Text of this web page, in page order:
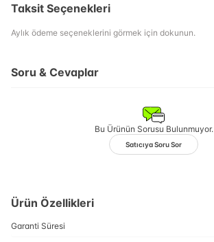
Taksit Seçenekleri
Aylık ödeme seçeneklerini görmek için dokunun.
Soru & Cevaplar
Bu Ürünün Sorusu Bulunmuyor.
Satıcıya Soru Sor
Ürün Özellikleri
Garanti Süresi